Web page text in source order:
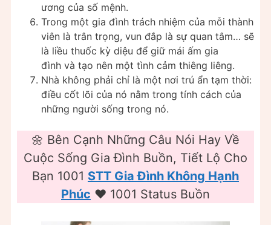
ương của số mệnh.
Trong một gia đình trách nhiệm của mỗi thành
viên là trân trọng, vun đắp là sự quan tâm… sẽ
là liều thuốc kỳ diệu để giữ mái ấm gia
đình và tạo nên một tình cảm thiêng liêng.
Nhà không phải chỉ là một nơi trú ẩn tạm thời:
điều cốt lõi của nó nằm trong tính cách của
những người sống trong nó.
🌼 Bên Cạnh Những Câu Nói Hay Về
Cuộc Sống Gia Đình Buồn, Tiết Lộ Cho
Bạn 1001 STT Gia Đình Không Hạnh
Phúc ❤️️ 1001 Status Buồn